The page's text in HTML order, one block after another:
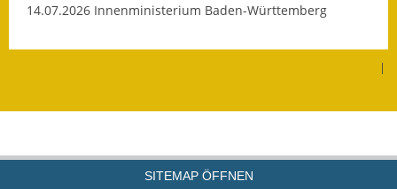
14.07.2026 Innenministerium Baden-Württemberg
|
SITEMAP ÖFFNEN